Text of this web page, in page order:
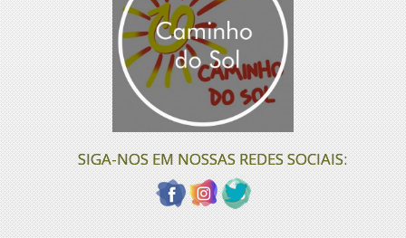
SIGA-NOS EM NOSSAS REDES SOCIAIS: